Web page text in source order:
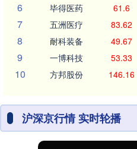
6 毕得医药 61.6
7 五洲医疗 83.62
8 耐科装备 49.67
9 一博科技 53.33
10 方邦股份 146.16
沪深京行情 实时轮播